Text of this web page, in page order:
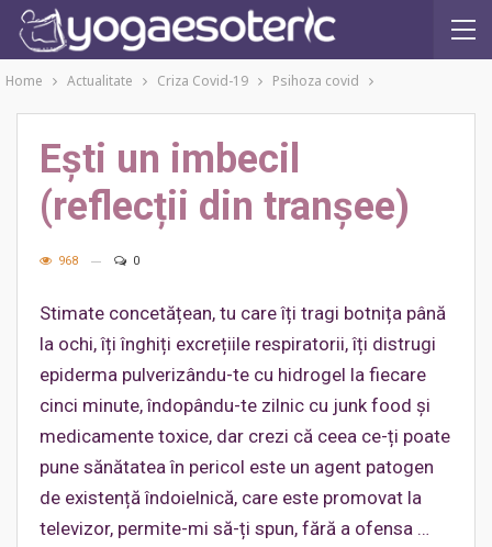
Home Actualitate Criza Covid-19 Psihoza covid
Ești un imbecil
(reflecții din tranșee)
968 0
Stimate concetățean, tu care îți tragi botnița până
la ochi, îți înghiți excrețiile respiratorii, îți distrugi
epiderma pulverizându-te cu hidrogel la fiecare
cinci minute, îndopându-te zilnic cu junk food și
medicamente toxice, dar crezi că ceea ce-ți poate
pune sănătatea în pericol este un agent patogen
de existență îndoielnică, care este promovat la
televizor, permite-mi să-ți spun, fără a ofensa …